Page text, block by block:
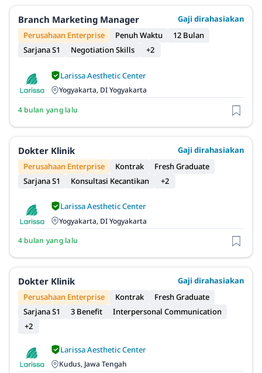
Branch Marketing Manager
Gaji dirahasiakan
Perusahaan Enterprise
Penuh Waktu
12 Bulan
Sarjana S1
Negotiation Skills +2
Larissa Aesthetic Center
Yogyakarta, DI Yogyakarta
4 bulan yang lalu
Dokter Klinik
Gaji dirahasiakan
Perusahaan Enterprise
Kontrak
Fresh Graduate
Sarjana S1
Konsultasi Kecantikan +2
Larissa Aesthetic Center
Yogyakarta, DI Yogyakarta
4 bulan yang lalu
Dokter Klinik
Gaji dirahasiakan
Perusahaan Enterprise
Kontrak
Fresh Graduate
Sarjana S1
3 Benefit
Interpersonal Communication
+2
Larissa Aesthetic Center
Kudus, Jawa Tengah